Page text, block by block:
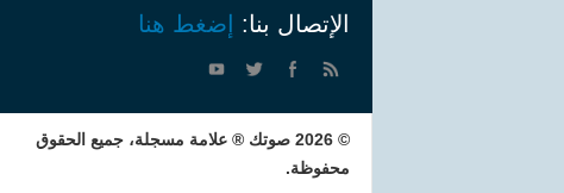
الإتصال بنا: إضغط هنا
© 2026 صوتك ® علامة مسجلة، جميع الحقوق
محفوظة.